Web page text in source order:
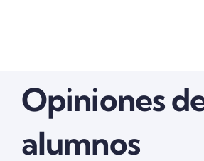
Opiniones
alumnos